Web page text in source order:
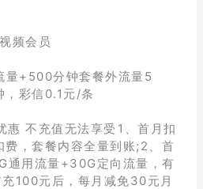
频会员
量+500分钟套餐外流量5
彩信0.1元/条
不充值无法享受1、首月扣
，套餐内容全量到账;2、首
通用流量+30G定向流量，有
100元后，每月减免30元月